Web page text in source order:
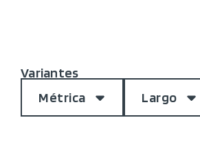
Variantes
Métrica
Largo